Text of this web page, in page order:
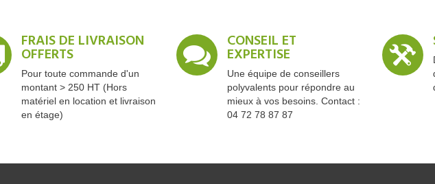
FRAIS DE LIVRAISON
OFFERTS
Pour toute commande d'un
montant > 250 HT (Hors
matériel en location et livraison
en étage)
CONSEIL ET
EXPERTISE
Une équipe de conseillers
polyvalents pour répondre au
mieux à vos besoins. Contact :
04 72 78 87 87